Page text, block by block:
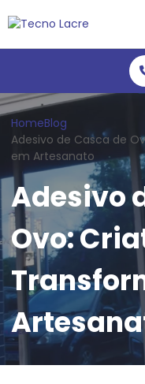
HomeBlog
Adesivo de Casca de
em Artesanato
Adesivo
Ovo: